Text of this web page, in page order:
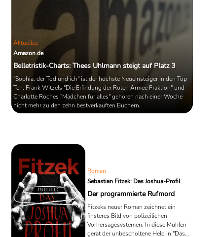
Aktuelles
Amazon.de
Belletristik-Charts: Thees Uhlmann steigt auf Platz 3
"Sophia, der Tod und ich" ist der höchste Neueinsteiger in den Top
Ten. Frank Witzels "Die Erfindung der Roten Armee Fraktion" und
Charlotte Roches "Mädchen für alles" gehören nach einer Woche
nicht mehr zu den zehn bestverkauften Büchern.
Roman
Sebastian Fitzek: Das Joshua-Profil
Der programmierte Rufmord
Fitzeks neuer Roman zeichnet ein
finsteres Bild von polizeilichen
Vorhersagesystemen. In diese Mühlen
gerät der unbescholtene Held in "Das